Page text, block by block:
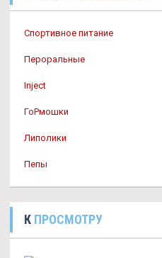
Спортивное питание
Пероральные
Inject
ГоРмошки
Липолики
Пепы
К ПРОСМОТРУ